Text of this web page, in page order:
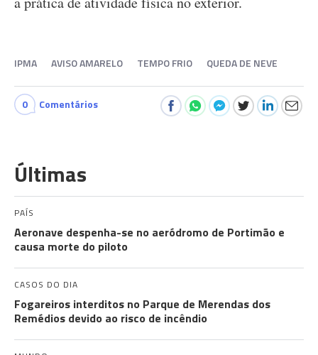
IPMA AVISO AMARELO TEMPO FRIO QUEDA DE NEVE
0 Comentários
Últimas
PAÍS
Aeronave despenha-se no aeródromo de Portimão e
causa morte do piloto
CASOS DO DIA
Fogareiros interditos no Parque de Merendas dos
Remédios devido ao risco de incêndio